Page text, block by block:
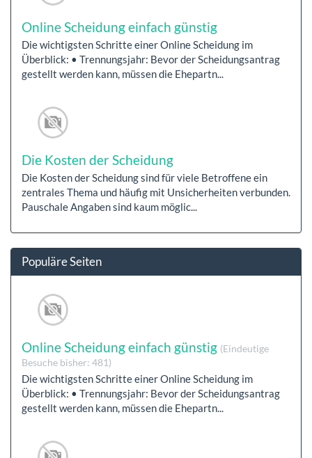
Online Scheidung einfach günstig
Die wichtigsten Schritte einer Online Scheidung im
Überblick: • Trennungsjahr: Bevor der Scheidungsantrag
gestellt werden kann, müssen die Ehepartn...
Die Kosten der Scheidung
Die Kosten der Scheidung sind für viele Betroffene ein
zentrales Thema und häufig mit Unsicherheiten verbunden.
Pauschale Angaben sind kaum möglic...
Populäre Seiten
Online Scheidung einfach günstig (Eindeutige
Besuche bisher: 481)
Die wichtigsten Schritte einer Online Scheidung im
Überblick: • Trennungsjahr: Bevor der Scheidungsantrag
gestellt werden kann, müssen die Ehepartn...